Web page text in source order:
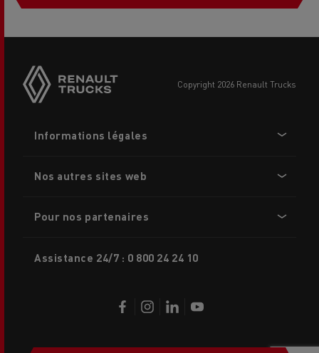
buttons
copyright 2026 Renault Trucks
menu
Informations légales
Nos autres sites web
Pour nos partenaires
Assistance 24/7 : 0 800 24 24 10